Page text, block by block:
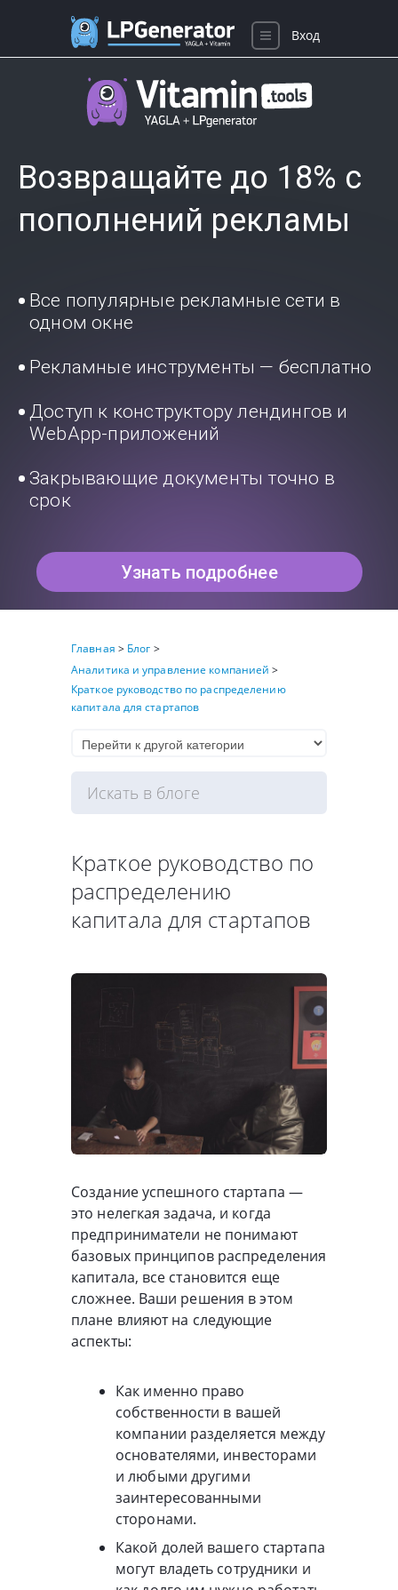
Возвращайте до 18% с
пополнений рекламы
Все популярные рекламные сети в
одном окне
Рекламные инструменты — бесплатно
Доступ к конструктору лендингов и
WebApp-приложений
Закрывающие документы точно в
срок
Узнать подробнее
Главная > Блог >
Аналитика и управление компанией >
Краткое руководство по распределению
капитала для стартапов
Краткое руководство по
распределению
капитала для стартапов
Создание успешного стартапа —
это нелегкая задача, и когда
предприниматели не понимают
базовых принципов распределения
капитала, все становится еще
сложнее. Ваши решения в этом
плане влияют на следующие
аспекты:
Как именно право
собственности в вашей
компании разделяется между
основателями, инвесторами
и любыми другими
заинтересованными
сторонами.
Какой долей вашего стартапа
могут владеть сотрудники и
Вход